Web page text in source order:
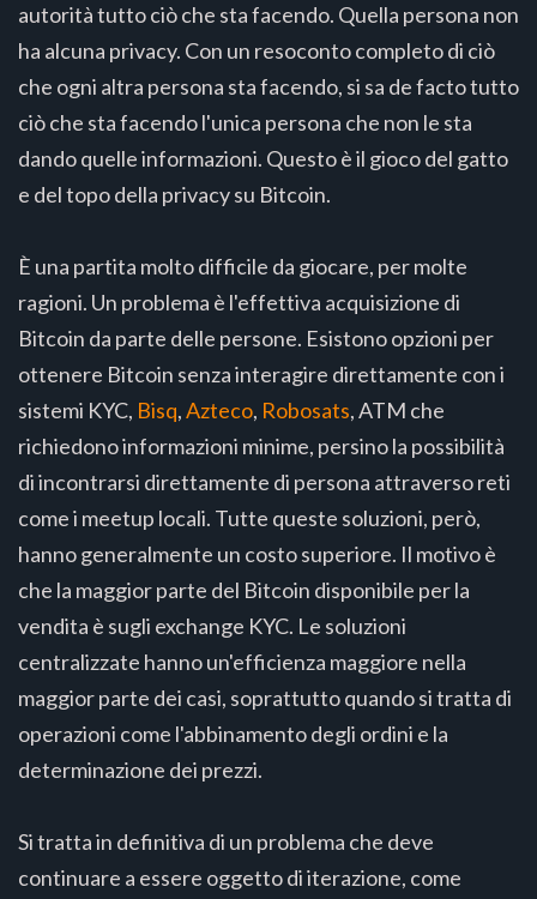
autorità tutto ciò che sta facendo. Quella persona non
ha alcuna privacy. Con un resoconto completo di ciò
che ogni altra persona sta facendo, si sa de facto tutto
ciò che sta facendo l'unica persona che non le sta
dando quelle informazioni. Questo è il gioco del gatto
e del topo della privacy su Bitcoin.
È una partita molto difficile da giocare, per molte
ragioni. Un problema è l'effettiva acquisizione di
Bitcoin da parte delle persone. Esistono opzioni per
ottenere Bitcoin senza interagire direttamente con i
sistemi KYC, Bisq,Azteco, Robosats, ATM che
richiedono informazioni minime, persino la possibilità
di incontrarsi direttamente di persona attraverso reti
come i meetup locali. Tutte queste soluzioni, però,
hanno generalmente un costo superiore. Il motivo è
che la maggior parte del Bitcoin disponibile per la
vendita è sugli exchange KYC. Le soluzioni
centralizzate hanno un'efficienza maggiore nella
maggior parte dei casi, soprattutto quando si tratta di
operazioni come l'abbinamento degli ordini e la
determinazione dei prezzi.
Si tratta in definitiva di un problema che deve
continuare a essere oggetto di iterazione, come